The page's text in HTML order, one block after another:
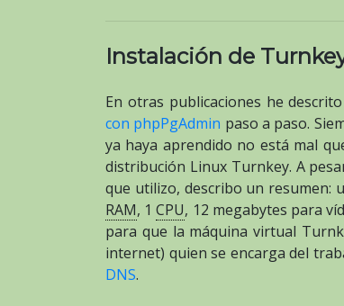
Instalación de
En otras publicaciones he
con phpPgAdmin paso a paso.
ya haya aprendido no está mal
distribución Linux Turnkey. A
que utilizo, describo un resumen:
RAM, 1CPU, 12 megabytes para
para que la máquina virtual
internet) quien se encarga del
DNS.